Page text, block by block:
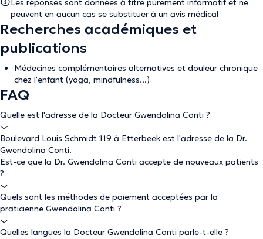
Les réponses sont données à titre purement informatif et ne
peuvent en aucun cas se substituer à un avis médical
Recherches académiques et
publications
Médecines complémentaires alternatives et douleur chronique
chez l'enfant (yoga, mindfulness...)
FAQ
Quelle est l'adresse de la Docteur Gwendolina Conti ?
Boulevard Louis Schmidt 119 à Etterbeek est l'adresse de la Dr.
Gwendolina Conti.
Est-ce que la Dr. Gwendolina Conti accepte de nouveaux patients
?
Quels sont les méthodes de paiement acceptées par la
praticienne Gwendolina Conti ?
Quelles langues la Docteur Gwendolina Conti parle-t-elle ?